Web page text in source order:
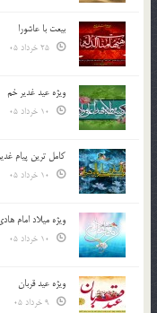
بیعت با عاشورا
ویژه عید غدیر خم
کامل ترین پیام
ویژه میلاد امام
ویژه عید قربان